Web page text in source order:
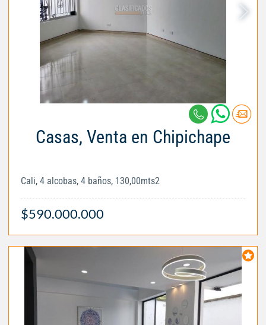
Casas, Venta en Chipichape
Cali, 4 alcobas, 4 baños, 130,00mts2
$590.000.000